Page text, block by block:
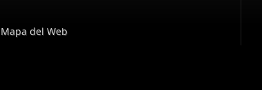
Mapa del Web